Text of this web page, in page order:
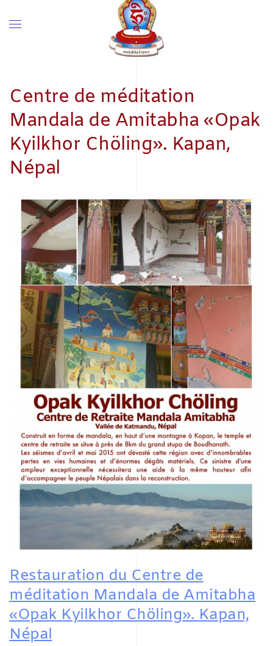
Centre de méditation
Mandala de Amitabha «Opak
Kyilkhor Chöling». Kapan,
Népal
Restauration du Centre de
méditation Mandala de Amitabha
«Opak Kyilkhor Chöling». Kapan,
Népal